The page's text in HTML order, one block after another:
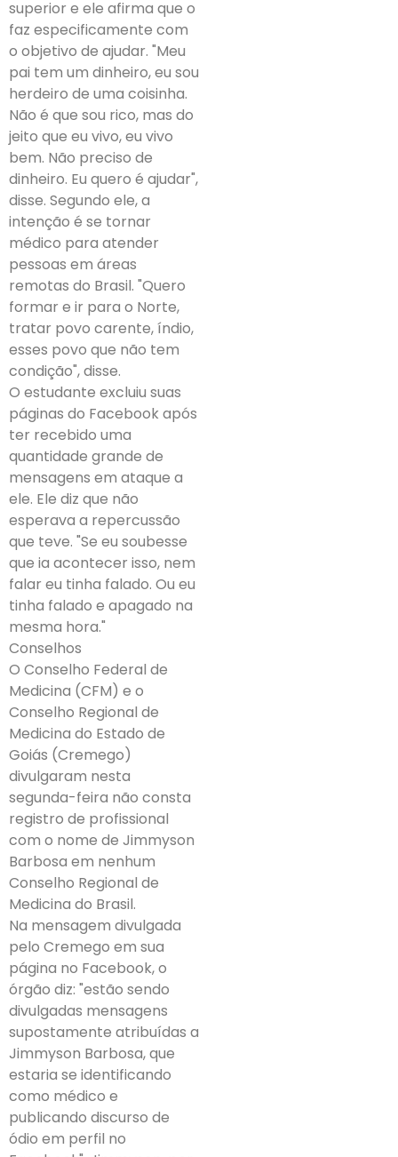
superior e ele afirma que o
faz especificamente com
o objetivo de ajudar. "Meu
pai tem um dinheiro, eu sou
herdeiro de uma coisinha.
Não é que sou rico, mas do
jeito que eu vivo, eu vivo
bem. Não preciso de
dinheiro. Eu quero é ajudar",
disse. Segundo ele, a
intenção é se tornar
médico para atender
pessoas em áreas
remotas do Brasil. "Quero
formar e ir para o Norte,
tratar povo carente, índio,
esses povo que não tem
condição", disse.
O estudante excluiu suas
páginas do Facebook após
ter recebido uma
quantidade grande de
mensagens em ataque a
ele. Ele diz que não
esperava a repercussão
que teve. "Se eu soubesse
que ia acontecer isso, nem
falar eu tinha falado. Ou eu
tinha falado e apagado na
mesma hora."
Conselhos
O Conselho Federal de
Medicina (CFM) e o
Conselho Regional de
Medicina do Estado de
Goiás (Cremego)
divulgaram nesta
segunda-feira não consta
registro de profissional
com o nome de Jimmyson
Barbosa em nenhum
Conselho Regional de
Medicina do Brasil.
Na mensagem divulgada
pelo Cremego em sua
página no Facebook, o
órgão diz: "estão sendo
divulgadas mensagens
supostamente atribuídas a
Jimmyson Barbosa, que
estaria se identificando
como médico e
publicando discurso de
ódio em perfil no